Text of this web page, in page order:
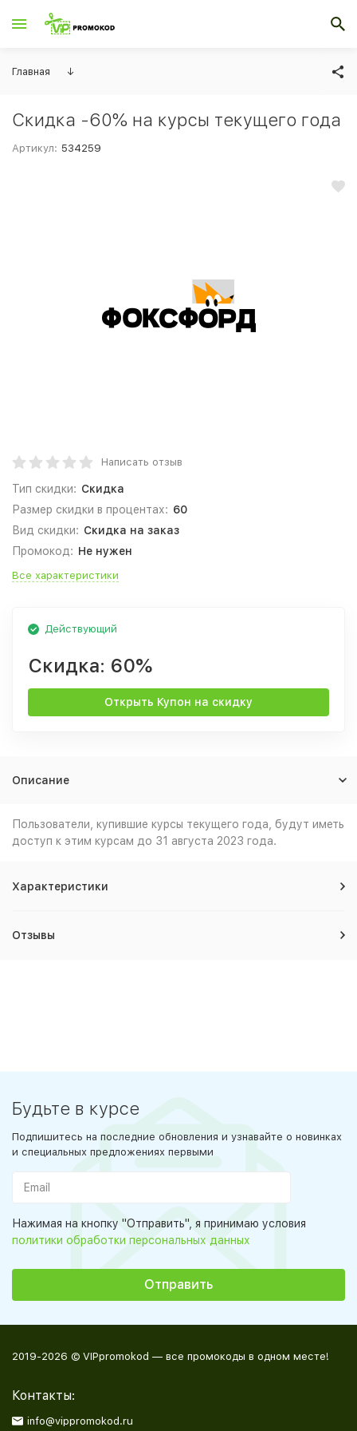
Главная ↓
Скидка -60% на курсы текущего года
Артикул: 534259
Написать отзыв
Тип скидки: Скидка
Размер скидки в процентах: 60
Вид скидки: Скидка на заказ
Промокод: Не нужен
Все характеристики
Действующий
Скидка: 60%
Открыть Купон на скидку
Описание
Пользователи, купившие курсы текущего года, будут иметь
доступ к этим курсам до 31 августа 2023 года.
Характеристики
Отзывы
Будьте в курсе
Подпишитесь на последние обновления и узнавайте о новинках
и специальных предложениях первыми
Нажимая на кнопку "Отправить", я принимаю условия
политики обработки персональных данных
2019-2026 © VIPpromokod — все промокоды в одном месте!
Контакты:
info@vippromokod.ru